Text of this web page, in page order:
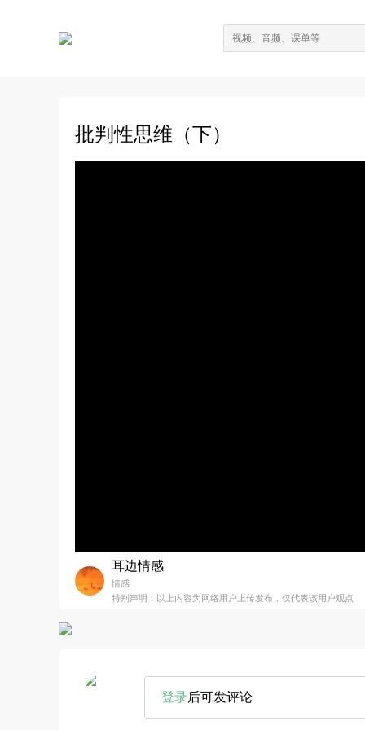
批判性思维（下）
耳边情感
情感
特别声明：以上内容为网络用户上传发布，仅代表该用户观点
登录后可发评论